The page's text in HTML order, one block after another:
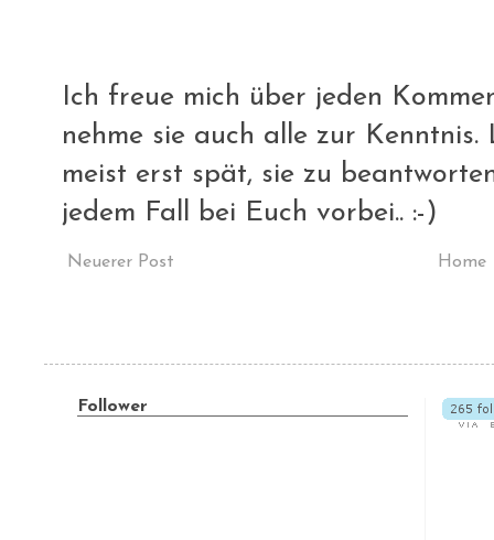
Ich freue mich über jeden
nehme sie auch alle zur
meist erst spät, sie zu
jedem Fall bei Euch vorbei.. :-)
Neuerer Post Home
Follower